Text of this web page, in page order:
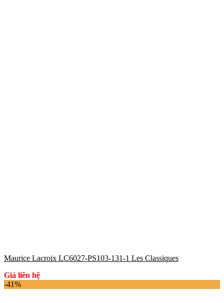
Maurice Lacroix LC6027-PS103-131-1 Les Classiques
Giá liên hệ
-41%